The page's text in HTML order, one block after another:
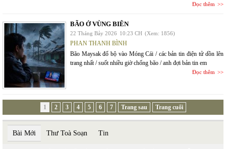
Đọc thêm
BÃO Ở VÙNG BIÊN
22 Tháng Bảy 2026 10:23 CH (Xem: 1856)
PHAN THANH BÌNH
Bão Maysak đổ bộ vào Móng Cái / các bản tin điện tử dồn lên
trang nhất / suốt nhiều giờ chống bão / anh đợi bản tin em
Đọc thêm
1 2 3 4 5 6 7 Trang sau Trang cuối
Bài Mới Thư Toà Soạn Tin